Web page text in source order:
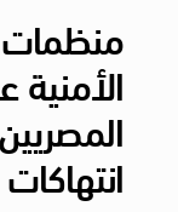
منظمات